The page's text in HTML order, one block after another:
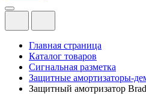
Главная страница
Каталог товаров
Сигнальная разметка
Защитные амортизаторы-
Защитный амотризатор